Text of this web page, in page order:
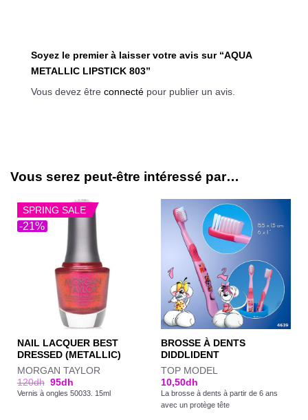
Soyez le premier à laisser votre avis sur “AQUA
METALLIC LIPSTICK 803”
Vous devez être connecté pour publier un avis.
Vous serez peut-être intéressé par…
-21%
SPRING SALE
NAIL LACQUER BEST
DRESSED (METALLIC)
MORGAN TAYLOR
120dh 95dh
Vernis à ongles 50033. 15ml
BROSSE À DENTS
DIDDLIDENT
TOP MODEL
10,50dh
La brosse à dents à partir de 6 ans
avec un protège tête